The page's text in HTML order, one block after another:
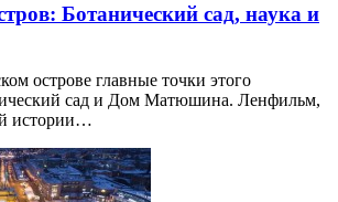
Ботанический сад, наука и
острове главные точки этого
сад и Дом Матюшина. Ленфильм,
истории…